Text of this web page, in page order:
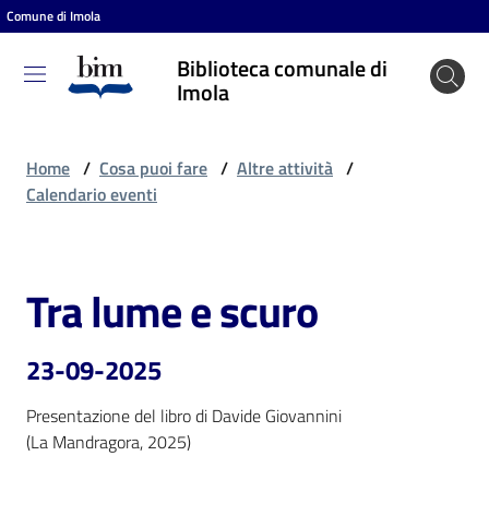
Vai al contenuto
Vai alla navigazione
Vai al footer
Comune di Imola
Biblioteca comunale di
Imola
Biblioteca
comunale
Cosa
puoi
fare
Home / Cosa puoi fare / Altre attività /
Calendario eventi
Salta al contenuto
Tra lume e scuro
23-09-2025
Presentazione del libro di Davide Giovannini
(La Mandragora, 2025)